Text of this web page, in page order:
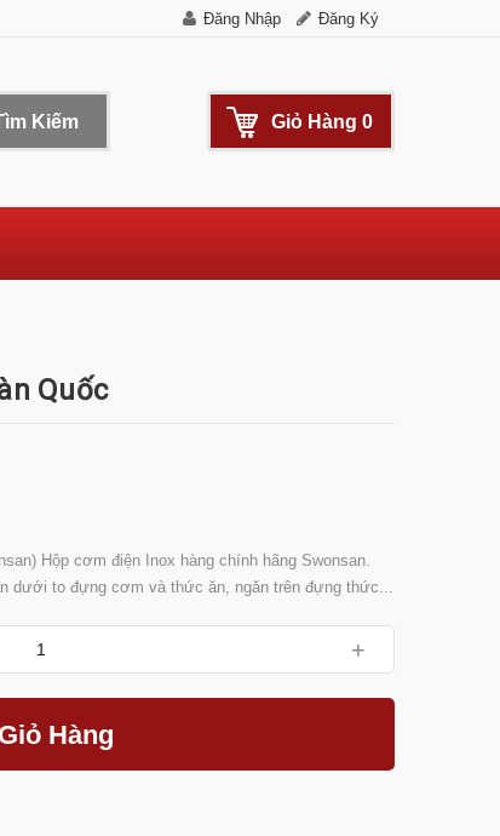
Đăng Nhập Đăng Ký
Kiếm Giỏ Hàng 0
Quốc
Hộp cơm điện Inox hàng chính hãng Swonsan.
dưới to đựng cơm và thức ăn, ngăn trên đựng thức...
+
Hàng